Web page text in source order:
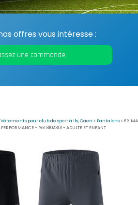
offres vous intéresse :
une commande
Vêtements pour club de sport à Ifs, Caen > Pantalons> ERIMA
- Réf 8102301 - ADULTE ET ENFANT